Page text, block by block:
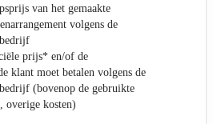
van het gemaakte
volgens de
prijs* en/of de
klant moet betalen volgens de
(bovenop de gebruikte
overige kosten)